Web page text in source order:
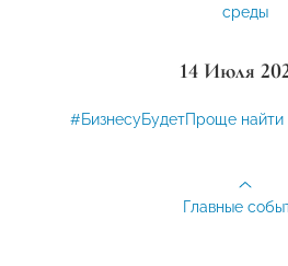
среды
14 Июля
#БизнесуБудетПроще
Главные